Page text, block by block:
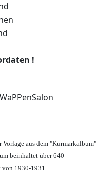
!
Vorlage aus dem "Kurmarkalbum"
beinhaltet über 640
1930-1931.